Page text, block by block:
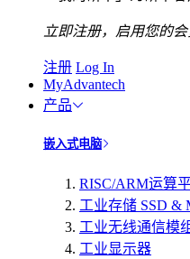
立即注册，启用您的会
注册 Log In
MyAdvantech
产品
嵌入式电脑
RISC/ARM运算
工业存储 SSD &
工业无线通信模
工业显示器